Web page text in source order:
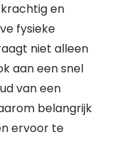
en
fysieke
niet alleen
aan een snel
van een
belangrijk
ervoor te